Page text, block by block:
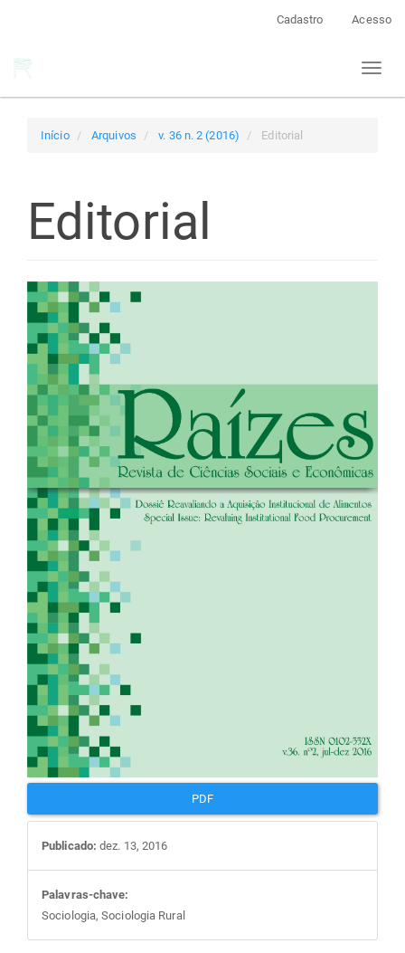
Cadastro Acesso
Toggle
Início Arquivos v. 36 n. 2 (2016) Editorial
Editorial
Barra
lateral
de
artigos
PDF
Publicado: dez. 13, 2016
Palavras-chave:
Sociologia, Sociologia Rural